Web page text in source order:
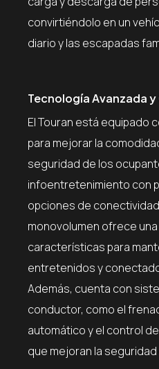
convirtiéndolo en un
diario y las escapadas
Tecnología Avanzada
El Touran está equipado
para mejorar la
seguridad de los
infoentretenimiento con
opciones de
monovolumen ofrece una
características para
entretenidos y
Además, cuenta con
conductor, como el
automático y el control
que mejoran la